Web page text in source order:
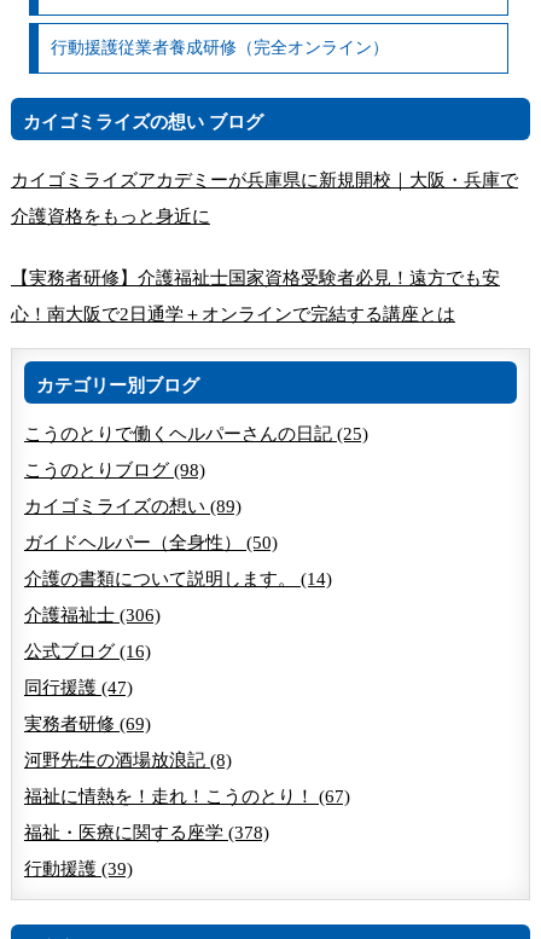
行動援護従業者養成研修（完全オンライン）
カイゴミライズの想い ブログ
カイゴミライズアカデミーが兵庫県に新規開校｜大阪・兵庫で
介護資格をもっと身近に
【実務者研修】介護福祉士国家資格受験者必見！遠方でも安
心！南大阪で2日通学＋オンラインで完結する講座とは
カテゴリー別ブログ
こうのとりで働くヘルパーさんの日記 (25)
こうのとりブログ (98)
カイゴミライズの想い (89)
ガイドヘルパー（全身性） (50)
介護の書類について説明します。 (14)
介護福祉士 (306)
公式ブログ (16)
同行援護 (47)
実務者研修 (69)
河野先生の酒場放浪記 (8)
福祉に情熱を！走れ！こうのとり！ (67)
福祉・医療に関する座学 (378)
行動援護 (39)